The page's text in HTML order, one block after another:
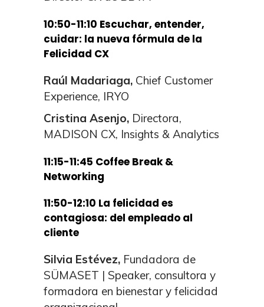
10:50-11:10 Escuchar, entender,
cuidar: la nueva fórmula de la
Felicidad CX
Raúl Madariaga, Chief Customer
Experience, IRYO
Cristina Asenjo, Directora,
MADISON CX, Insights & Analytics
11:15-11:45 Coffee Break &
Networking
11:50-12:10 La felicidad es
contagiosa: del empleado al
cliente
Silvia Estévez, Fundadora de
SÜMASET | Speaker, consultora y
formadora en bienestar y felicidad